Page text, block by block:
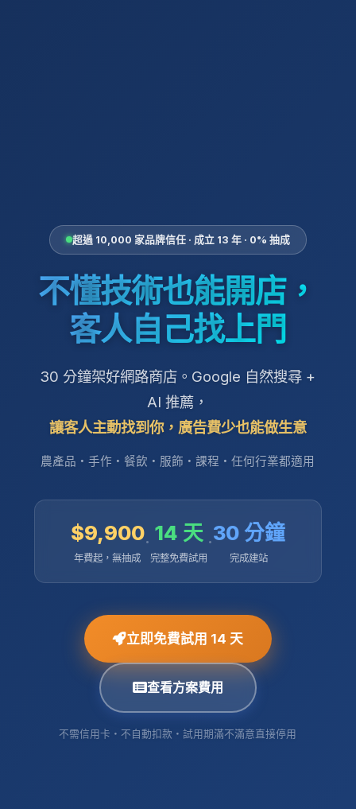
超過 10,000 家品牌信任 · 成立 13 年 · 0% 抽成
不懂技術也能開店，
客人自己找上門
30 分鐘架好網路商店。Google 自然搜尋 +
AI 推薦，
讓客人主動找到你，廣告費少也能做生意
農產品・手作・餐飲・服飾・課程・任何行業都適用
$9,900
年費起，無抽成
· 14 天
完整免費試用
·30 分鐘
完成建站
立即免費試用 14 天
查看方案費用
不需信用卡・不自動扣款・試用期滿不滿意直接停用